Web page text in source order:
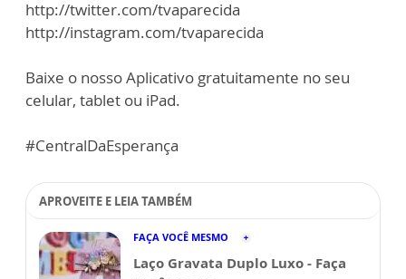
http://twitter.com/tvaparecida
http://instagram.com/tvaparecida
Baixe o nosso Aplicativo gratuitamente no seu
celular, tablet ou iPad.
#CentralDaEsperança
APROVEITE E LEIA TAMBÉM
FAÇA VOCÊ MESMO
Laço Gravata Duplo Luxo - Faça